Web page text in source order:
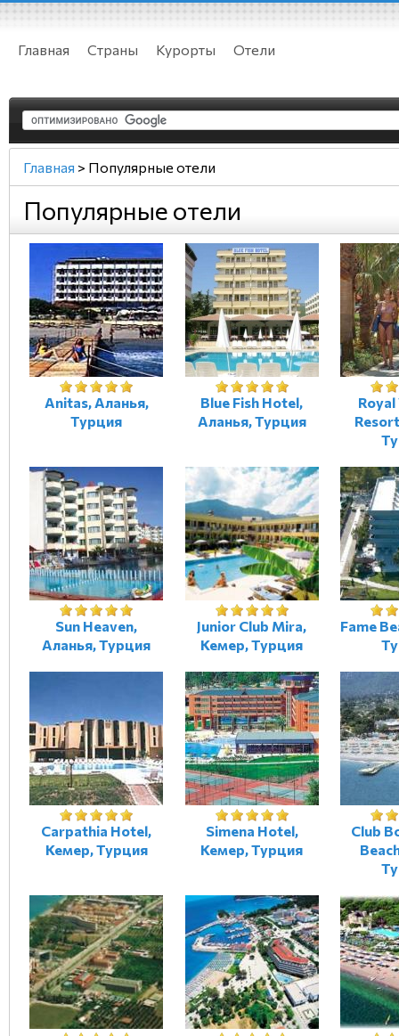
Главная Страны Курорты Отели
Главная > Популярные отели
Популярные отели
Anitas, Аланья,
Турция
Blue Fish Hotel,
Аланья, Турция
Sun Heaven,
Аланья, Турция
Junior Club Mira,
Кемер, Турция
Fame
Carpathia Hotel,
Кемер, Турция
Simena Hotel,
Кемер, Турция
Club